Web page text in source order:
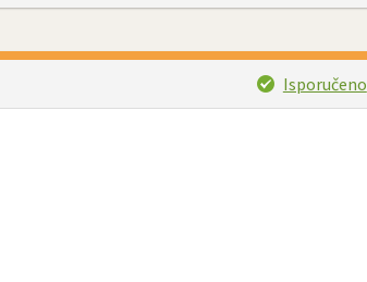
Isporučeno